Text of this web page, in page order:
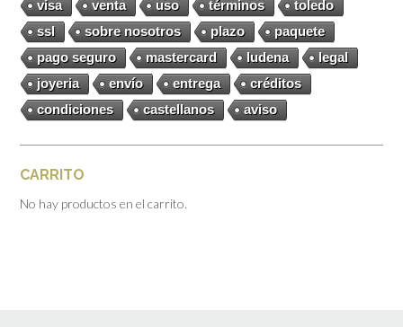
visa venta uso términos
toledo
ssl
sobre nosotros plazo
paquete
pago seguro
mastercard ludena
legal
joyeria
envío entrega
créditos
condiciones
castellanos aviso
CARRITO
No hay productos en el carrito.